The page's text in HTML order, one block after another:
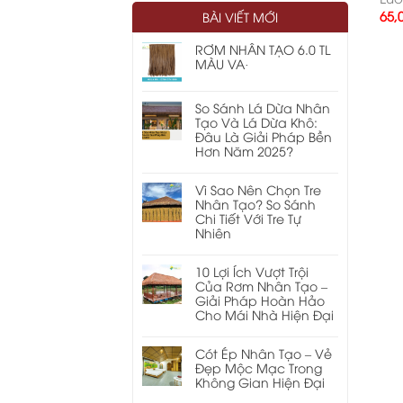
BÀI VIẾT MỚI
RƠM NHÂN TẠO 6.0 TL
MÀU VA·
So Sánh Lá Dừa Nhân
Tạo Và Lá Dừa Khô:
Đâu Là Giải Pháp Bền
Hơn Năm 2025?
Vì Sao Nên Chọn Tre
Nhân Tạo? So Sánh
Chi Tiết Với Tre Tự
Nhiên
10 Lợi Ích Vượt Trội
Của Rơm Nhân Tạo –
Giải Pháp Hoàn Hảo
Cho Mái Nhà Hiện Đại
Cót Ép Nhân Tạo – Vẻ
Đẹp Mộc Mạc Trong
Không Gian Hiện Đại